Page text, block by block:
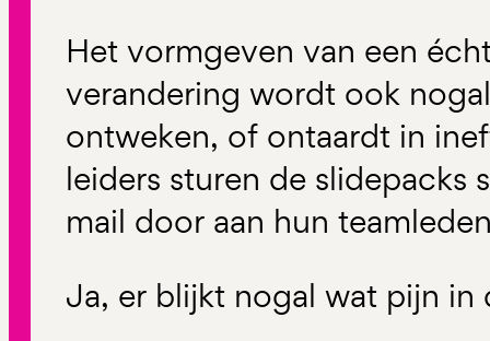
Het vormgeven van een
verandering wordt ook
ontweken, of ontaardt in
leiders sturen de slidepacks
mail door aan hun
Ja, er blijkt nogal wat pijn